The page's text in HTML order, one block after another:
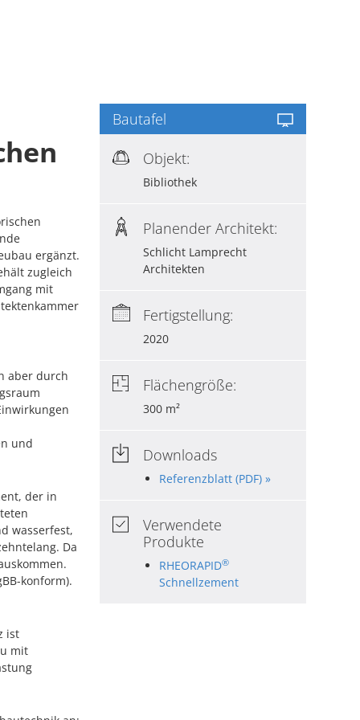
ergänzt.
zugleich
mit
aber durch
und
der in
wasserfest,
Da
konform).
ist
mit
Bautafel
Objekt:
Bibliothek
Planender Architekt:
Schlicht Lamprecht
Architekten
Fertigstellung:
2020
Flächengröße:
300 m²
Downloads
Referenzblatt (PDF) »
Verwendete
Produkte
RHEORAPID®
Schnellzement